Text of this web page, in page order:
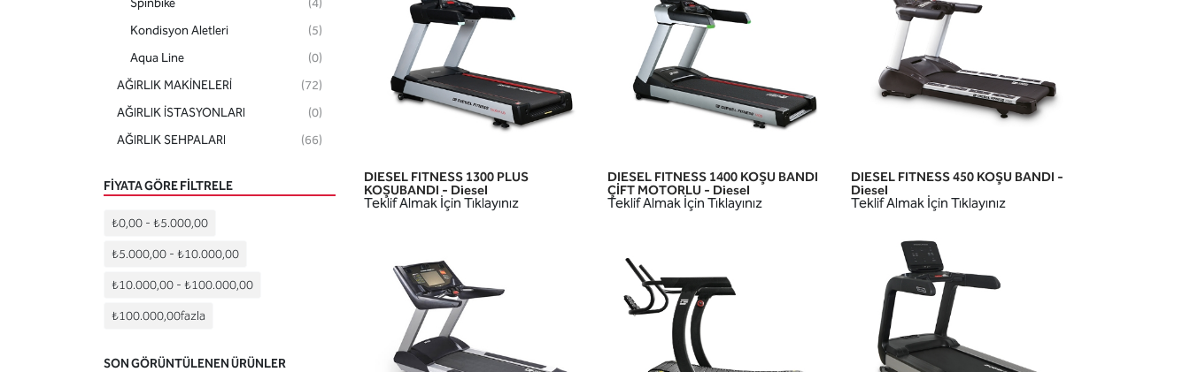
Spinbike
(4)
Kondisyon Aletleri
(5)
Aqua Line
(0)
AĞIRLIK MAKİNELERİ
(72)
AĞIRLIK İSTASYONLARI
(0)
AĞIRLIK SEHPALARI
(66)
FIYATA GÖRE FILTRELE
₺0,00 - ₺5.000,00
₺5.000,00 - ₺10.000,00
₺10.000,00 - ₺100.000,00
₺100.000,00fazla
SON GÖRÜNTÜLENEN ÜRÜNLER
HIZLI GÖRÜNÜM
DIESEL FITNESS 1300 PLUS
KOŞUBANDI - Diesel
Teklif Almak İçin Tıklayınız
HIZLI GÖRÜNÜM
DIESEL FITNESS 1400 KOŞU BANDI
ÇİFT MOTORLU - Diesel
Teklif Almak İçin Tıklayınız
HIZLI GÖRÜNÜM
DIESEL FITNESS 450 KOŞU BANDI -
Diesel
Teklif Almak İçin Tıklayınız